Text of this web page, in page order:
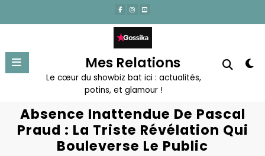
contenu
Mes Relations
Le cœur du showbiz bat ici : actualités,
potins, et glamour !
Absence Inattendue De Pascal
Praud : La Triste Révélation Qui
Bouleverse Le Public